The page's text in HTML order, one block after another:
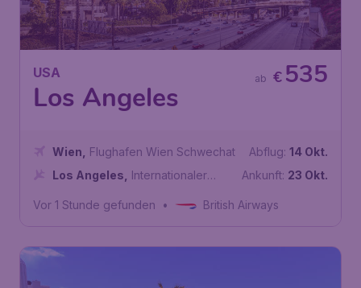
USA
Los Angeles
€ 535
Wien
Flughafen Wien Schwechat
Los Angeles
Internationaler
Abflug: 14 Okt.
Ankunft: 23 Okt.
Vor 1 Stunde gefunden • British Airways